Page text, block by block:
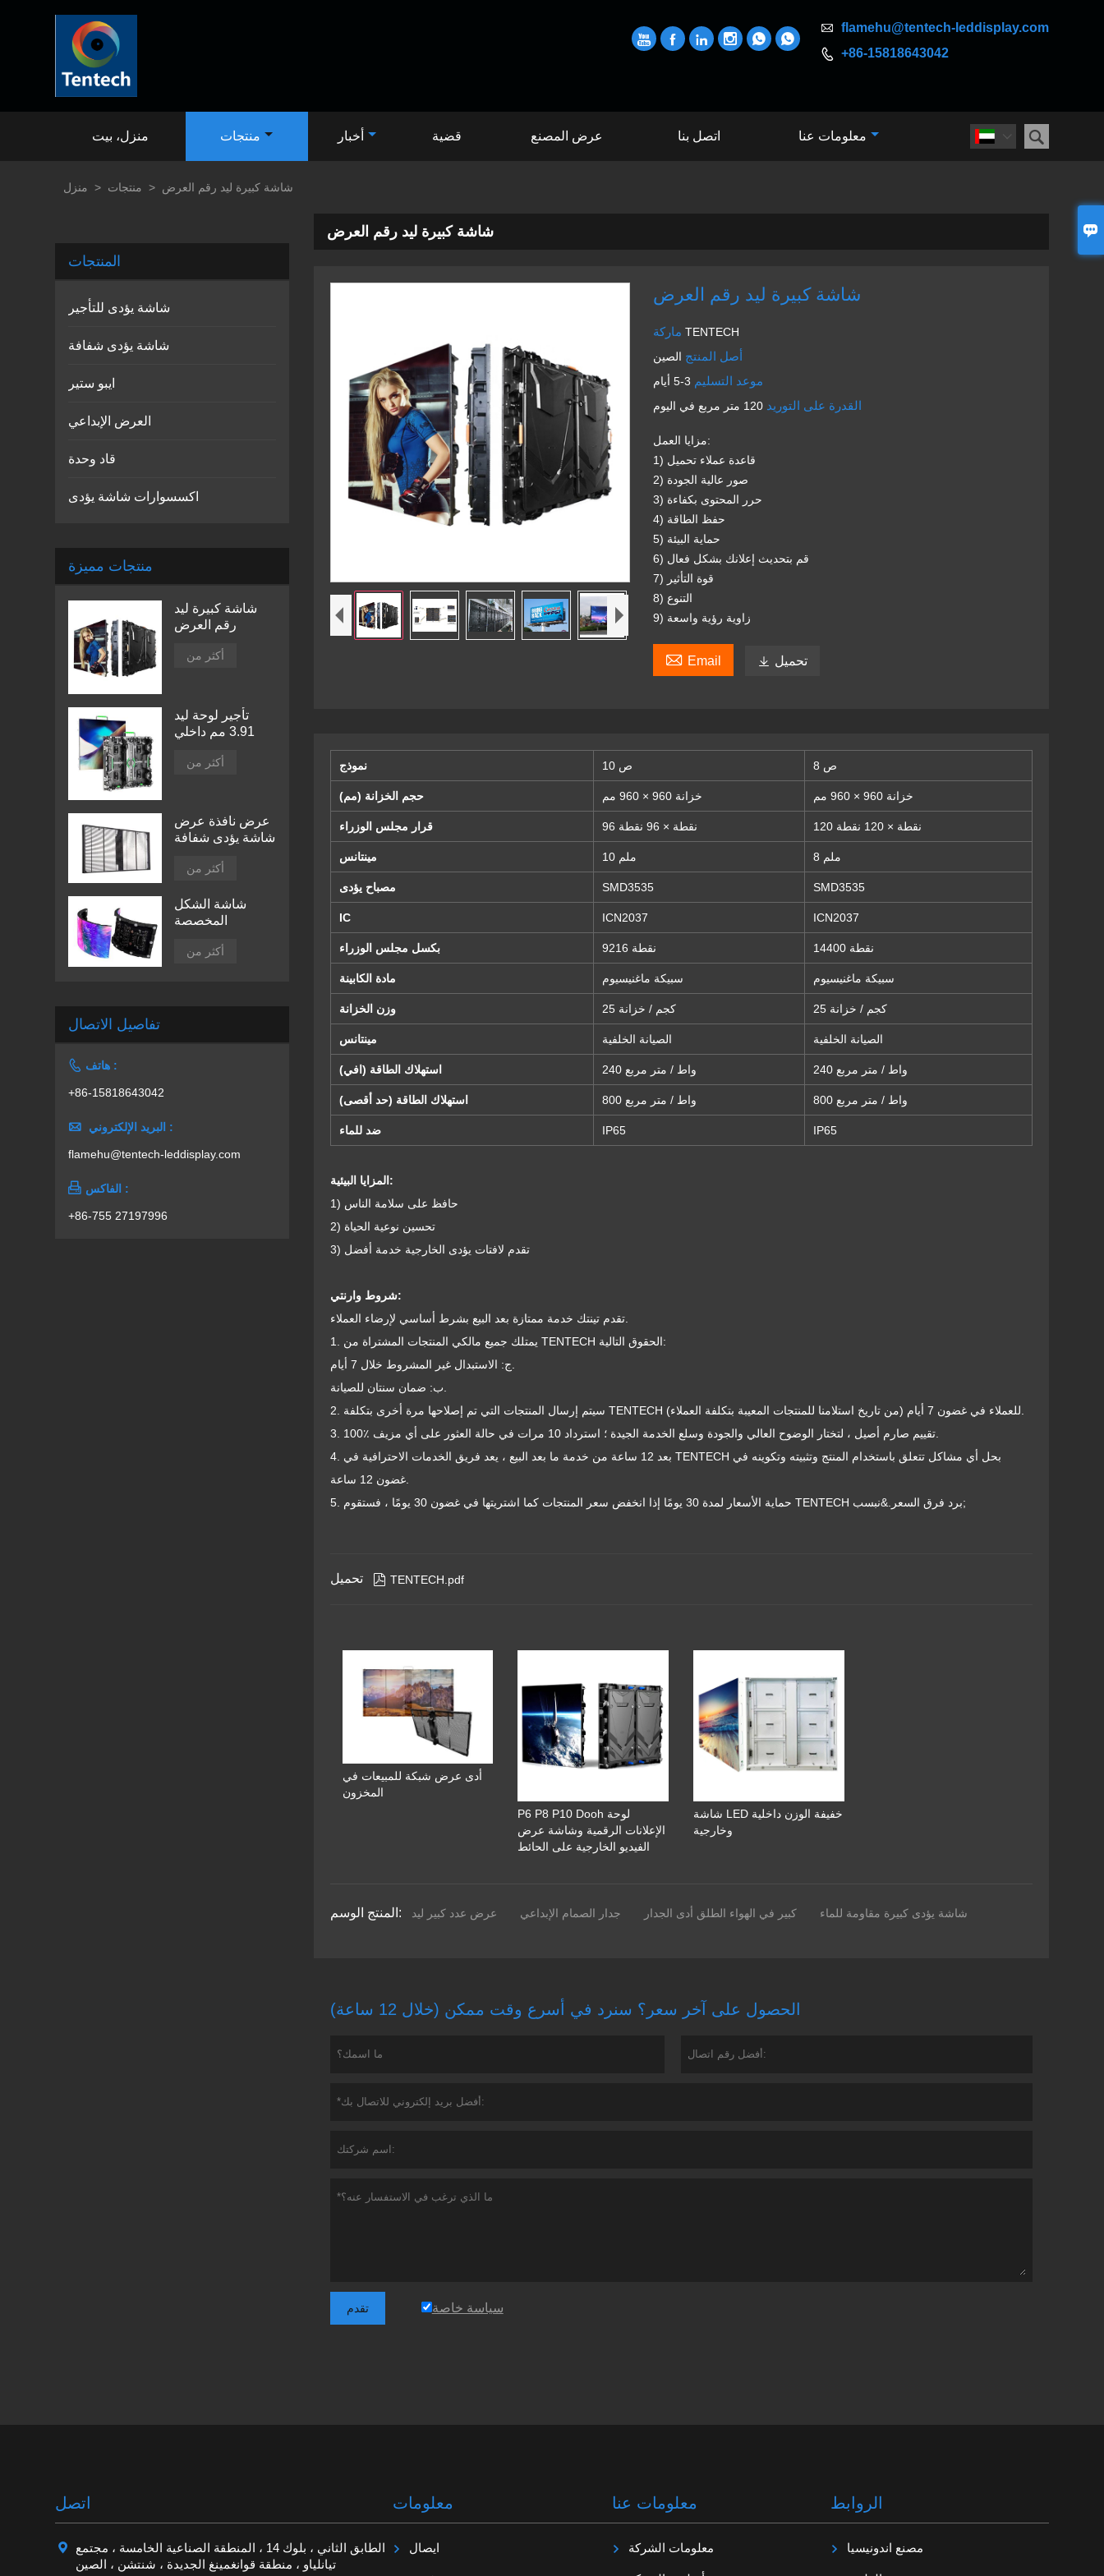

 flamehu@tentech-leddisplay.com
 +86-15818643042
     
  منزل، بيت منتجات أخبار قضية عرض المصنع اتصل بنا معلومات عنا
منزل > منتجات > شاشة كبيرة ليد رقم العرض
شاشة كبيرة ليد رقم العرض
شاشة كبيرة ليد رقم العرض
ماركةTENTECH
أصل المنتج الصين
موعد التسليم 3-5 أيام
القدرة على التوريد 120 متر مربع في اليوم
مزايا العمل:
1) قاعدة عملاء تحميل
2) صور عالية الجودة
3) حرر المحتوى بكفاءة
4) حفظ الطاقة
5) حماية البيئة
6) قم بتحديث إعلانك بشكل فعال
7) قوة التأثير
8) التنوع
9) زاوية رؤية واسعة
 Email  تحميل
نموذج ص 10 ص 8
حجم الخزانة (مم) خزانة 960 × 960 مم خزانة 960 × 960 مم
قرار مجلس الوزراء 96 نقطة × 96 نقطة 120 نقطة × 120 نقطة
مينتانس 10 ملم 8 ملم
مصباح يؤدى SMD3535 SMD3535
IC ICN2037 ICN2037
بكسل مجلس الوزراء 9216 نقطة 14400 نقطة
مادة الكابينة سبيكة ماغنيسيوم سبيكة ماغنيسيوم
وزن الخزانة 25 كجم / خزانة 25 كجم / خزانة
مينتانس الصيانة الخلفية الصيانة الخلفية
استهلاك الطاقة (افي) 240 واط / متر مربع 240 واط / متر مربع
استهلاك الطاقة (حد أقصى) 800 واط / متر مربع 800 واط / متر مربع
ضد للماء IP65 IP65
المزايا البيئية:
1) حافظ على سلامة الناس
2) تحسين نوعية الحياة
3) تقدم لافتات يؤدى الخارجية خدمة أفضل
شروط وارنتي:
تقدم تينتك خدمة ممتازة بعد البيع بشرط أساسي لإرضاء العملاء.
1. يمتلك جميع مالكي المنتجات المشتراة من TENTECH الحقوق التالية:
3. 100٪ تقييم صارم أصيل ، لتختار الوضوح العالي والجودة وسلع الخدمة الجيدة ؛ استرداد 10 مرات في حالة العثور على أي مزيف.
4. بعد 12 ساعة من خدمة ما بعد البيع ، يعد فريق الخدمات الاحترافية في TENTECH بحل أي مشاكل تتعلق باستخدام المنتج وتثبيته وتكوينه في
غضون 12 ساعة.
5. حماية الأسعار لمدة 30 يومًا إذا انخفض سعر المنتجات كما اشتريتها في غضون 30 يومًا ، فستقوم TENTECH برد فرق السعر.&نبسب;
تحميل  TENTECH.pdf
أدى عرض شبكة للمبيعات في
المخزون
P6 P8 P10 Dooh لوحة
الإعلانات الرقمية وشاشة عرض
الفيديو الخارجية على الحائط
شاشة LED خفيفة الوزن داخلية
وخارجية
المنتج الوسم: عرض عدد كبير ليد جدار الصمام الإبداعي كبير في الهواء الطلق أدى الجدار شاشة يؤدى كبيرة مقاومة للماء
الحصول على آخر سعر؟ سنرد في أسرع وقت ممكن (خلال 12 ساعة)
تقدم سياسة خاصة
المنتجات
شاشة يؤدى للتأجير
شاشة يؤدى شفافة
ايبو ستير
العرض الإبداعي
قاد وحدة
اكسسوارات شاشة يؤدى
منتجات مميزة
شاشة كبيرة ليد
رقم العرض
أكثر من
تأجير لوحة ليد
3.91 مم داخلي
أكثر من
عرض نافذة عرض
شاشة يؤدى شفافة
أكثر من
شاشة الشكل
المخصصة
أكثر من
تفاصيل الاتصال
 هاتف :
+86-15818643042
 البريد الإلكتروني :
flamehu@tentech-leddisplay.com
 الفاكس :
+86-755 27197996
اتصل

الطابق الثاني ، بلوك 14 ، المنطقة الصناعية الخامسة ، مجتمع
تيانلياو ، منطقة قوانغمينغ الجديدة ، شنتشن ، الصين
معلومات
ايصال
معلومات عنا
معلومات الشركة
الروابط
مصنع اندونيسيا